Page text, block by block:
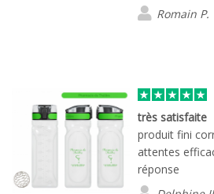
leursRomain P.
très satisfaite
produit fini
attentes
réponse